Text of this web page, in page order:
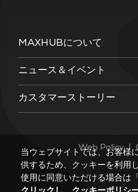
MAXHUBについて
ニュース＆イベント
カスタマーストーリー
Web Policy |
当ウェブサイトでは、お客様
供するため、クッキーを利用
使用に同意いただける場合は